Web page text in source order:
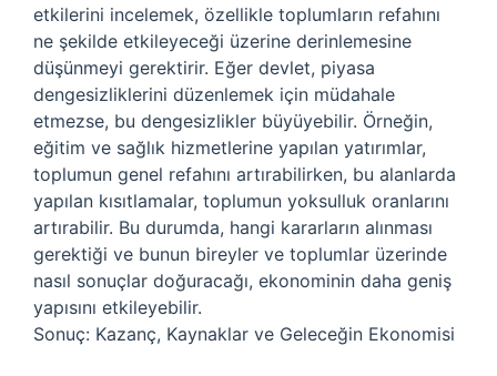
etkilerini incelemek, özellikle toplumların refahını
ne şekilde etkileyeceği üzerine derinlemesine
düşünmeyi gerektirir. Eğer devlet, piyasa
dengesizliklerini düzenlemek için müdahale
etmezse, bu dengesizlikler büyüyebilir. Örneğin,
eğitim ve sağlık hizmetlerine yapılan yatırımlar,
toplumun genel refahını artırabilirken, bu alanlarda
yapılan kısıtlamalar, toplumun yoksulluk oranlarını
artırabilir. Bu durumda, hangi kararların alınması
gerektiği ve bunun bireyler ve toplumlar üzerinde
nasıl sonuçlar doğuracağı, ekonominin daha geniş
yapısını etkileyebilir.
Sonuç: Kazanç, Kaynaklar ve Geleceğin Ekonomisi